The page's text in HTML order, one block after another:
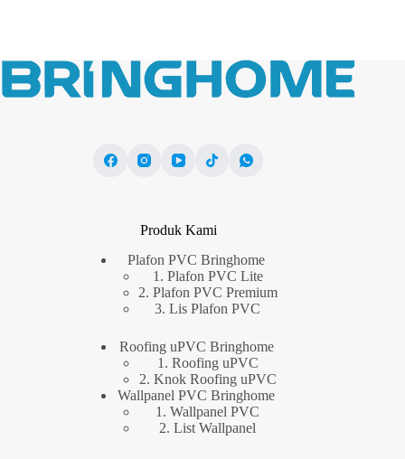
Produk Kami
Plafon PVC Bringhome
1. Plafon PVC Lite
2. Plafon PVC Premium
3. Lis Plafon PVC
Roofing uPVC Bringhome
1. Roofing uPVC
2. Knok Roofing uPVC
Wallpanel PVC Bringhome
1. Wallpanel PVC
2. List Wallpanel